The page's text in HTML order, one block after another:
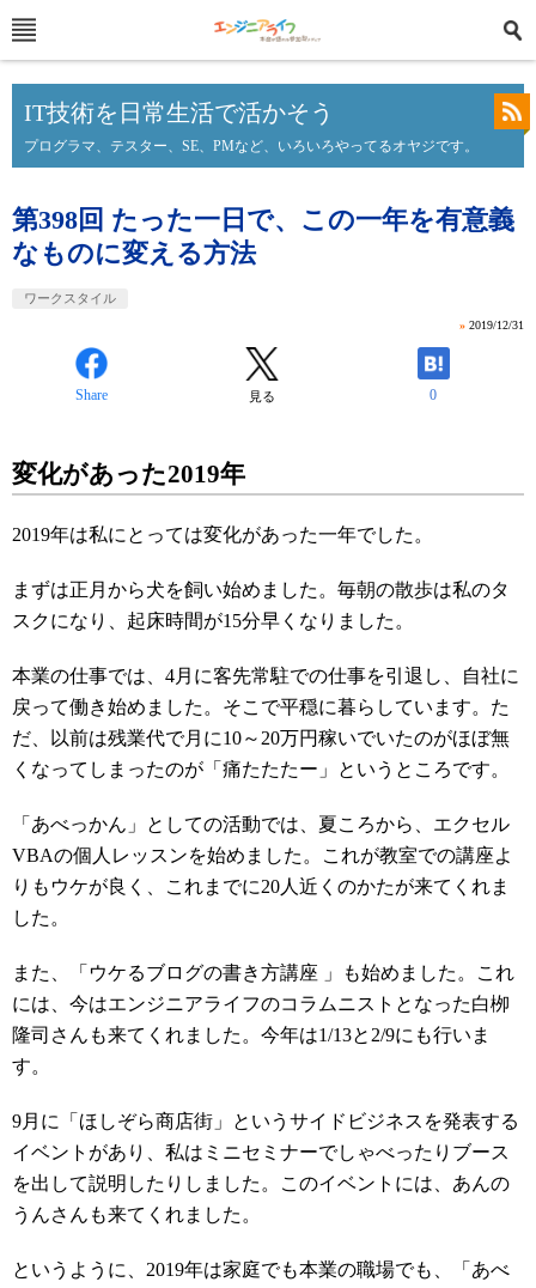
IT技術を日常生活で活かそう
プログラマ、テスター、SE、PMなど、いろいろやってるオヤジです。
第398回 たった一日で、この一年を有意義
なものに変える方法
ワークスタイル
» 2019/12/31
Share 見る 0
変化があった2019年
2019年は私にとっては変化があった一年でした。
まずは正月から犬を飼い始めました。毎朝の散歩は私のタ
スクになり、起床時間が15分早くなりました。
本業の仕事では、4月に客先常駐での仕事を引退し、自社に
戻って働き始めました。そこで平穏に暮らしています。た
だ、以前は残業代で月に10～20万円稼いでいたのがほぼ無
くなってしまったのが「痛たたたー」というところです。
「あべっかん」としての活動では、夏ころから、エクセル
VBAの個人レッスンを始めました。これが教室での講座よ
りもウケが良く、これまでに20人近くのかたが来てくれま
した。
また、「ウケるブログの書き方講座 」も始めました。これ
には、今はエンジニアライフのコラムニストとなった白栁
隆司さんも来てくれました。今年は1/13と2/9にも行いま
す。
9月に「ほしぞら商店街」というサイドビジネスを発表する
イベントがあり、私はミニセミナーでしゃべったりブース
を出して説明したりしました。このイベントには、あんの
うんさんも来てくれました。
というように、2019年は家庭でも本業の職場でも、「あべ